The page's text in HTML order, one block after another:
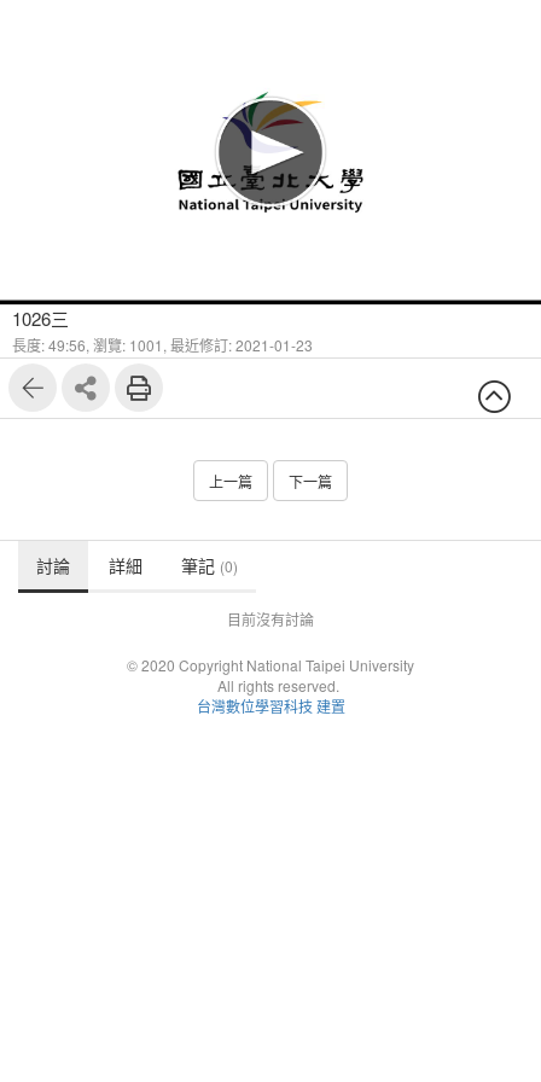
1026三
長度: 49:56, 瀏覽: 1001, 最近修訂: 2021-01-23
上一篇 下一篇
討論 詳細 筆記 (0)
目前沒有討論
© 2020 Copyright National Taipei University
All rights reserved.
台灣數位學習科技 建置